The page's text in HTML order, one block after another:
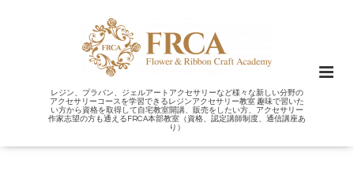
レジン、プラバン、ジェルアートアクセサリーなど様々な新しい分野の
アクセサリーコースを学習できるレジンアクセサリー教室 趣味で習いた
い方から資格を取得して自宅教室開講、販売をしたい方、アクセサリー
作家志望の方も通えるFRCA本部教室（資格、認定講師制度、通信講座あ
り）